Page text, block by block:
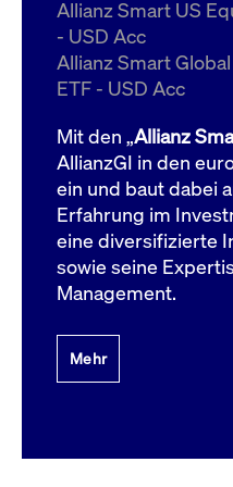
Allianz Smart US
- USD Acc
Allianz Smart
ETF - USD Acc
Mit den „Allianz
AllianzGI in den
ein und baut dabei
Erfahrung im
eine diversifizierte
sowie seine
Management.
Mehr
ApplicationGatewayAffinityCORS